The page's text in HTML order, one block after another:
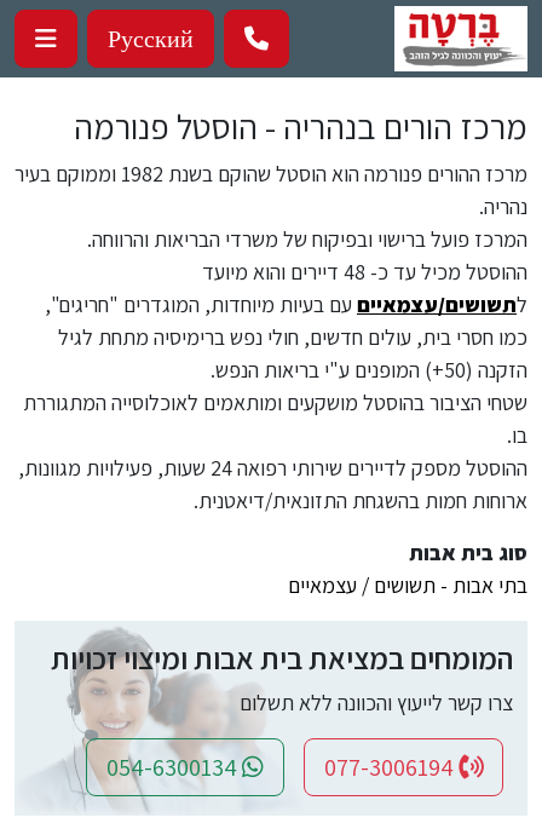
דילוג לתוכן העיקרי
Русский
מרכז הורים בנהריה - הוסטל פנורמה
מרכז ההורים פנורמה הוא הוסטל שהוקם בשנת 1982 וממוקם בעיר
נהריה.
המרכז פועל ברישוי ובפיקוח של משרדי הבריאות והרווחה.
ההוסטל מכיל עד כ- 48 דיירים והוא מיועד
לתשושים/עצמאיים עם בעיות מיוחדות, המוגדרים "חריגים",
כמו חסרי בית, עולים חדשים, חולי נפש ברימיסיה מתחת לגיל
הזקנה (50+) המופנים ע"י בריאות הנפש.
שטחי הציבור בהוסטל מושקעים ומותאמים לאוכלוסייה המתגוררת
בו.
ההוסטל מספק לדיירים שירותי רפואה 24 שעות, פעילויות מגוונות,
ארוחות חמות בהשגחת התזונאית/דיאטנית.
סוג בית אבות
בתי אבות - תשושים / עצמאיים
המומחים במציאת בית אבות ומיצוי זכויות
צרו קשר לייעוץ והכוונה ללא תשלום